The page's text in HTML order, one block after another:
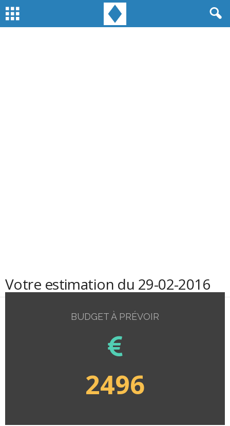
Votre estimation du 29-02-2016
BUDGET À PRÉVOIR
2496